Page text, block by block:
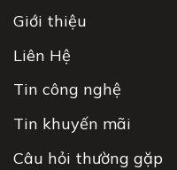
Giới thiệu
Liên Hệ
Tin công nghệ
Tin khuyến mãi
Câu hỏi thường gặp